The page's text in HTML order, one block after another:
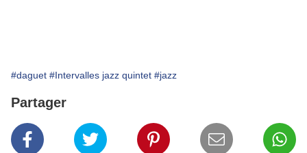
#daguet #Intervalles jazz quintet #jazz
Partager